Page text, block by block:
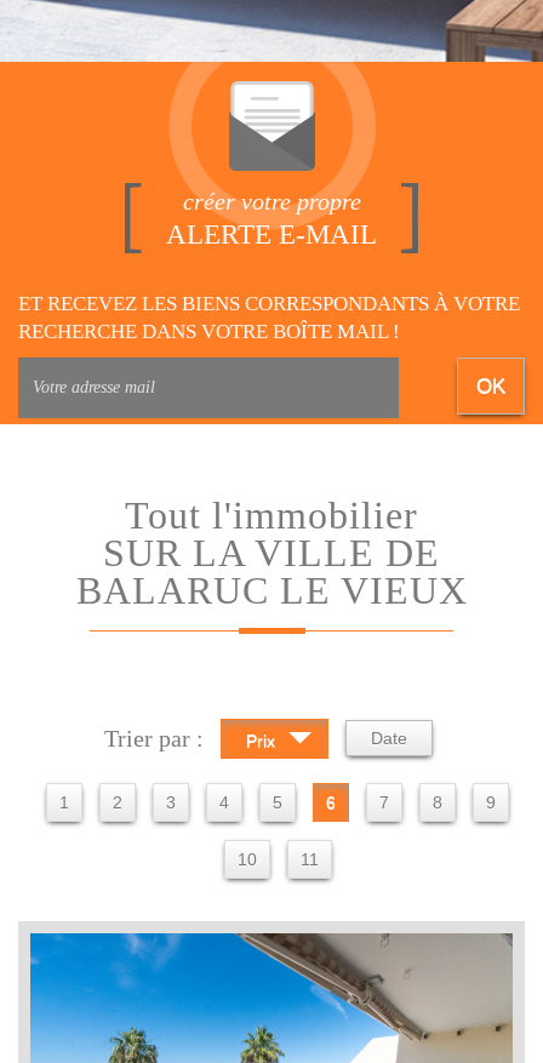
créer votre propre
ALERTE E-MAIL
ET RECEVEZ LES BIENS CORRESPONDANTS À VOTRE
RECHERCHE DANS VOTRE BOÎTE MAIL !
OK
Tout l'immobilier
SUR LA VILLE DE
BALARUC LE VIEUX
Trier par : Prix Date
1 2 3 4 5 6 7 8 9
10 11